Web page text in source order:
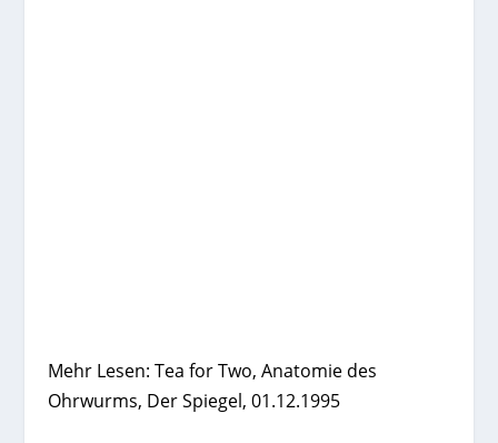
Mehr Lesen: Tea for Two, Anatomie des
Ohrwurms, Der Spiegel, 01.12.1995